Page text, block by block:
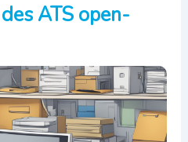
ATS open-